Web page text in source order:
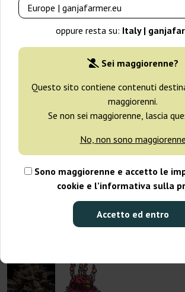
oppure resta su: Italy |
Sei maggiorenne?
Questo sito contiene contenuti
maggiorenni.
Se non sei maggiorenne, lascia
No, non sono maggiorenne
Sono maggiorenne e accetto le
cookie e l’informativa sulla
Accetto ed entro